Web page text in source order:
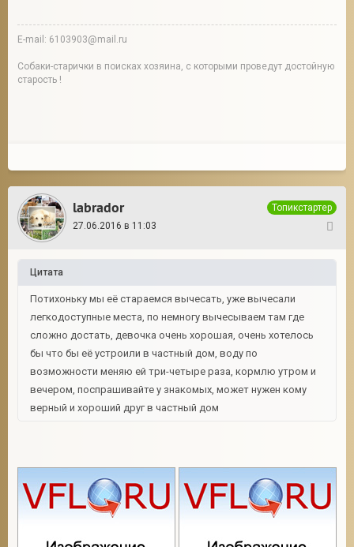
E-mail: 6103903@mail.ru
Собаки-старички в поисках хозяина, с которыми проведут достойную
старость !
labrador
Топикстартер
27.06.2016 в 11:03
Цитата
Потихоньку мы её стараемся вычесать, уже вычесали
легкодоступные места, по немногу вычесываем там где
сложно достать, девочка очень хорошая, очень хотелось
бы что бы её устроили в частный дом, воду по
возможности меняю ей три-четыре раза, кормлю утром и
вечером, поспрашивайте у знакомых, может нужен кому
верный и хороший друг в частный дом